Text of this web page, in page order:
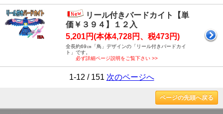
リール付きバードカイト【単
価￥３９４】１２入
5,201円(本体4,728円、税473円)
全長約69㎝「鳥」デザインの「リール付きバードカイ
ト」です。
必ず詳細ページ説明をご覧下さい >>
1-12 / 151 次のページへ
ページの先頭へ戻る